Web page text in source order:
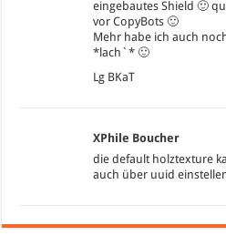
eingebautes Shield 🙂
vor CopyBots 🙂
Mehr habe ich auch
*lach`* 🙂
Lg BKaT
XPhile Boucher
die default holztexture
auch über uuid